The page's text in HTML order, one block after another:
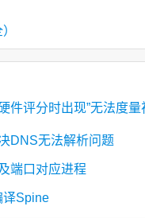
件评分时出现”无法度量
DNS无法解析问题
端口对应进程
译Spine